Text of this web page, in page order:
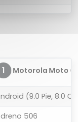
1 Motorola Moto
(9.0 Pie, 8.0
506